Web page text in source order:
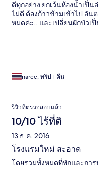
ดีทุกอย่าง​ ยกเว้นห้องน้ำเป็น
ไม่ดี​ ต้องก้าวข้ามเข้าไป​ อัน
หมดค่ะ.. และเปลี่ยนฝักบัวเ
naree, ทริป 1 คืน
รีวิวที่ตรวจสอบแล้ว
10/10 ไร้ที่ติ
13 ธ.ค. 2016
โรงแรมใหม่ สะอาด
โดยรวมทั้งหมดที่พักและกา